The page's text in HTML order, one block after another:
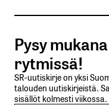
Tilaa
Lähetä
Pysy
rytmissä!
SR-uutiskirje on yksi
talouden uutiskirjeistä.
sisällöt kolmesti viikossa.